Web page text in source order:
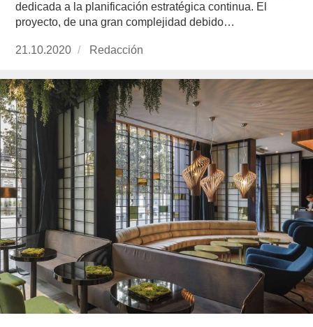
dedicada a la planificación estratégica continua. El
proyecto, de una gran complejidad debido…
Publicado
21.10.2020 https://www.experimenta.es/author/redaccion/
Redacción